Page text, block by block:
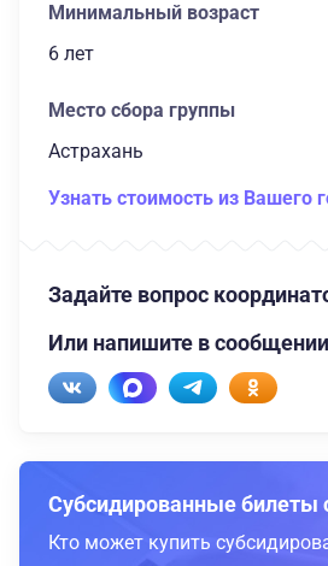
Минимальный возраст
6 лет
Место сбора группы
Астрахань
Узнать стоимость из Вашего
Задайте вопрос
Или напишите в сообщении
Субсидированные билеты
Кто может купить